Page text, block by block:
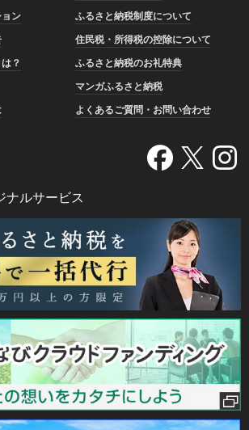
ン
ふるさと納税制度について
住民税・所得税の控除について
？
ふるさと納税のお礼特典
マンガふるさと納税
よくあるご質問・お問い合わせ
ナルサービス